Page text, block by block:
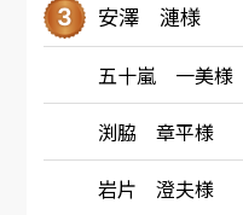
安澤 漣様
五十嵐 一美様
渕脇 章平様
岩片 澄夫様